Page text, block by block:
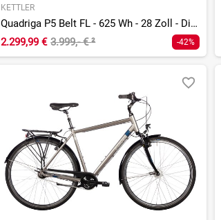
KETTLER
Quadriga P5 Belt FL - 625 Wh - 28 Zoll - Diamant
2.299,99 € 3.999,- €² -42%